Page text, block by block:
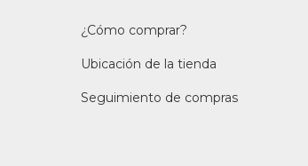
¿Cómo comprar?
Ubicación de la tienda
Seguimiento de compras